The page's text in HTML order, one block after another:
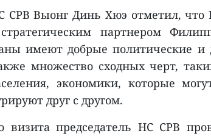
СРВ Выонг Динь Хюэ отметил, что
партнером
имеют добрые политические и
множество сходных черт,
экономики, которые
друг с другом.
визита председатель НС СРВ